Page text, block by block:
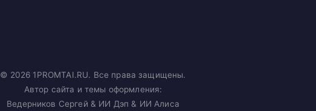
© 2026 1PROMTAI.RU. Все права защищены.
Автор сайта и темы оформления:
Ведерников Сергей & ИИ Дэп & ИИ Алиса